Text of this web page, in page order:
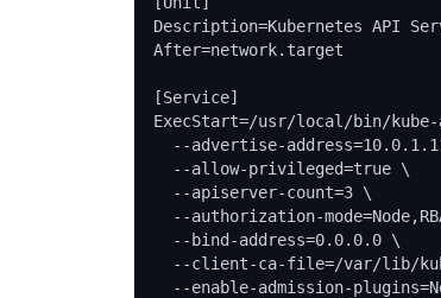
Description=Kubernetes API
After=network.target
[Service]
ExecStart=/usr/local/bin/
--advertise-
  --allow-privileged=true \
  --apiserver-count=3 \
--authorization-
  --bind-address=0.0.0.0 \
--client-ca-file=/var/lib/
--enable-admission-